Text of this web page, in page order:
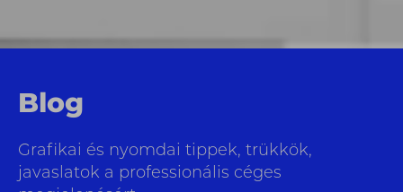
Blog
Grafikai és nyomdai tippek, trükkök,
javaslatok a professionális céges